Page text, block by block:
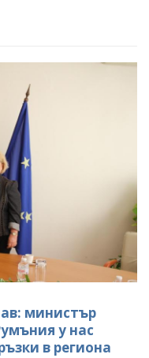
министър
у нас
в региона